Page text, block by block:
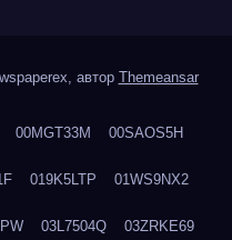
автор Themeansar
00MGT33M 00SAOS5H
019K5LTP 01WS9NX2
03L7504Q 03ZRKE69